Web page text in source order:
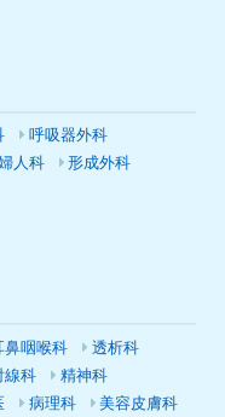
呼吸器外科
人科
形成外科
鼻咽喉科
透析科
線科
精神科
病理科
美容皮膚科